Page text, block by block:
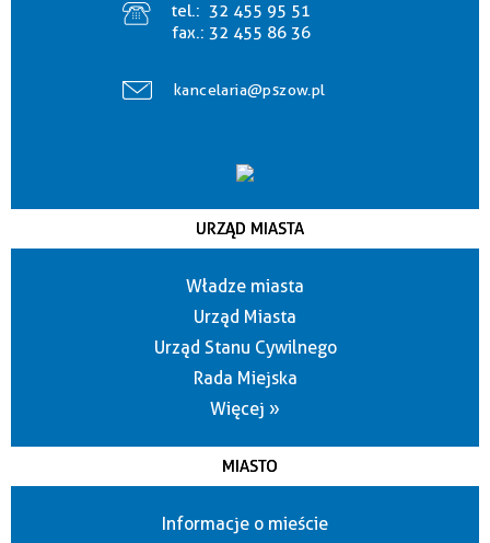
tel.: 32 455 95 51
fax.: 32 455 86 36
kancelaria@pszow.pl
URZĄD MIASTA
Władze miasta
Urząd Miasta
Urząd Stanu Cywilnego
Rada Miejska
Więcej »
MIASTO
Informacje o mieście